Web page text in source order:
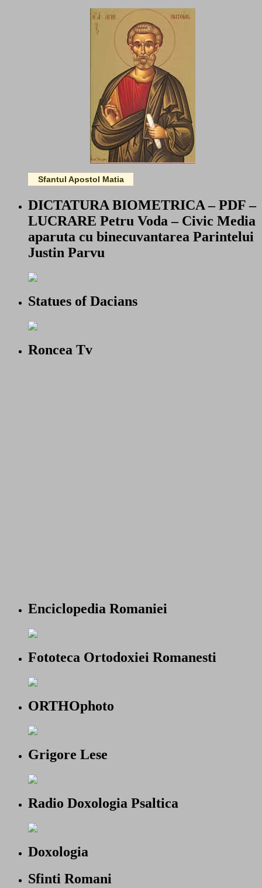
Sfantul Apostol Matia
DICTATURA BIOMETRICA – PDF –
LUCRARE Petru Voda – Civic Media
aparuta cu binecuvantarea Parintelui
Justin Parvu
Statues of Dacians
Roncea Tv
Enciclopedia Romaniei
Fototeca Ortodoxiei Romanesti
ORTHOphoto
Grigore Lese
Radio Doxologia Psaltica
Doxologia
Sfinti Romani